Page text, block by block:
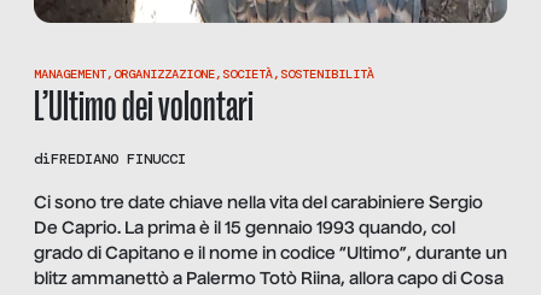
MANAGEMENT,ORGANIZZAZIONE, SOCIETÀ, SOSTENIBILITÀ
L’Ultimo dei volontari
diFREDIANO FINUCCI
Ci sono tre date chiave nella vita del carabiniere Sergio
De Caprio. La prima è il 15 gennaio 1993 quando, col
grado di Capitano e il nome in codice “Ultimo”, durante un
blitz ammanettò a Palermo Totò Riina, allora capo di Cosa